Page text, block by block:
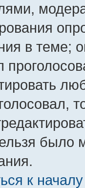
в теме;
было
к началу